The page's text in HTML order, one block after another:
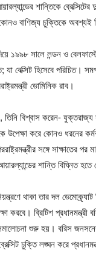
শান্তিকে
বাণিজ্য চুক্তিকে অবশ্যই
১৯৯৮ সালে লন্ডন ও
বেক্সিট হিসেবে পরিচিত।
ডোমিনিক রাব।
তিনি বিশ্বাস করেন-
উপেক্ষা করে কোনও ধরনের
সঙ্গে সাক্ষাতের
শান্তি বিঘি্নত হতে
থাকা তার দল
করবে। ব্রিটিশ
শুরু হয়। বরিস
চুক্তি লঙ্ঘন করে